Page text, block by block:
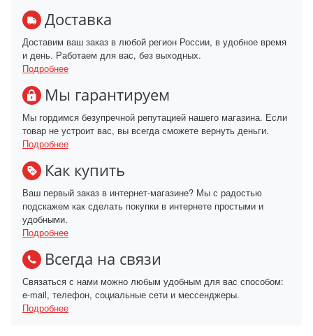
Доставка
Доставим ваш заказ в любой регион России, в удобное время
и день. Работаем для вас, без выходных.
Подробнее
Мы гарантируем
Мы гордимся безупречной репутацией нашего магазина. Если
товар не устроит вас, вы всегда сможете вернуть деньги.
Подробнее
Как купить
Ваш первый заказ в интернет-магазине? Мы с радостью
подскажем как сделать покупки в интернете простыми и
удобными.
Подробнее
Всегда на связи
Связаться с нами можно любым удобным для вас способом:
e-mail, телефон, социальные сети и мессенджеры.
Подробнее